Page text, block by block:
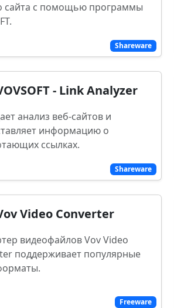
Shareware
сайта с помощью программы
Shareware
- Link Analyzer
анализ веб-сайтов и
информацию о
ссылках.
Freeware
Video Converter
видеофайлов Vov Video
поддерживает популярные